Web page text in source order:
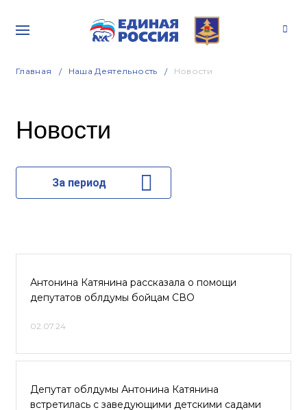
Главная Наша Деятельность Новости
Новости
За период
Антонина Катянина рассказала о помощи
депутатов облдумы бойцам СВО
02.07.24
Депутат облдумы Антонина Катянина
встретилась с заведующими детскими садами